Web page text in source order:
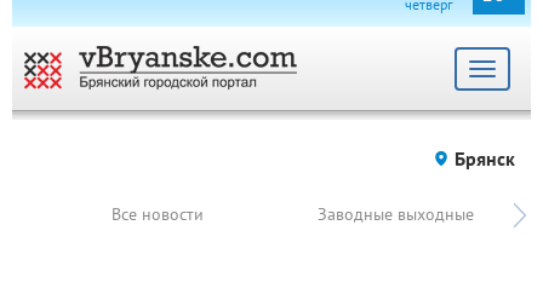
четверг
Toggle
Брянск
Все новости Заводные выходные